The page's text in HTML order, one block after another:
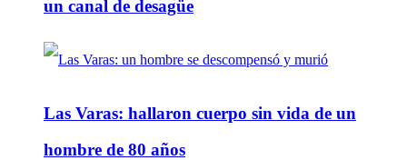
un canal de desagüe
Las Varas: hallaron cuerpo sin vida de un
hombre de 80 años